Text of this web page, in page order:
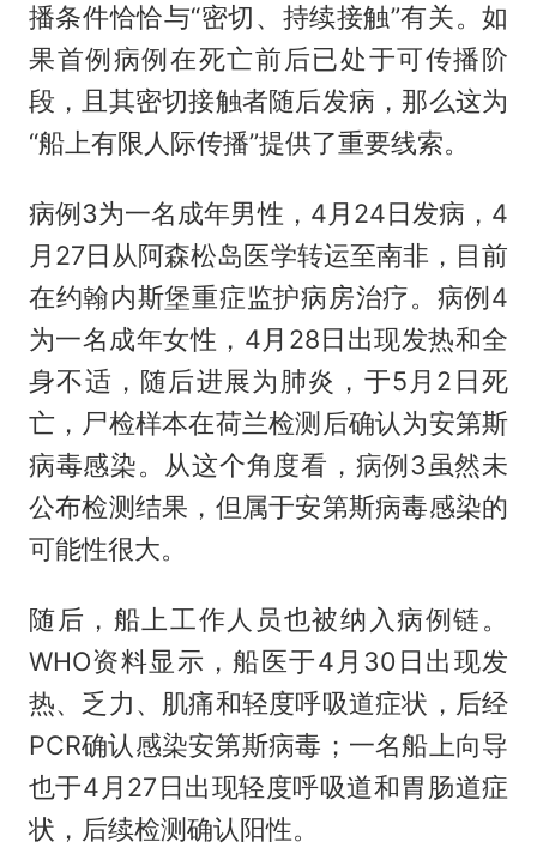
播条件恰恰与“密切、持续接触”有关。如
果首例病例在死亡前后已处于可传播阶
段，且其密切接触者随后发病，那么这为
“船上有限人际传播”提供了重要线索。
病例3为一名成年男性，4月24日发病，4
月27日从阿森松岛医学转运至南非，目前
在约翰内斯堡重症监护病房治疗。病例4
为一名成年女性，4月28日出现发热和全
身不适，随后进展为肺炎，于5月2日死
亡，尸检样本在荷兰检测后确认为安第斯
病毒感染。从这个角度看，病例3虽然未
公布检测结果，但属于安第斯病毒感染的
可能性很大。
随后，船上工作人员也被纳入病例链。
WHO资料显示，船医于4月30日出现发
热、乏力、肌痛和轻度呼吸道症状，后经
PCR确认感染安第斯病毒；一名船上向导
也于4月27日出现轻度呼吸道和胃肠道症
状，后续检测确认阳性。